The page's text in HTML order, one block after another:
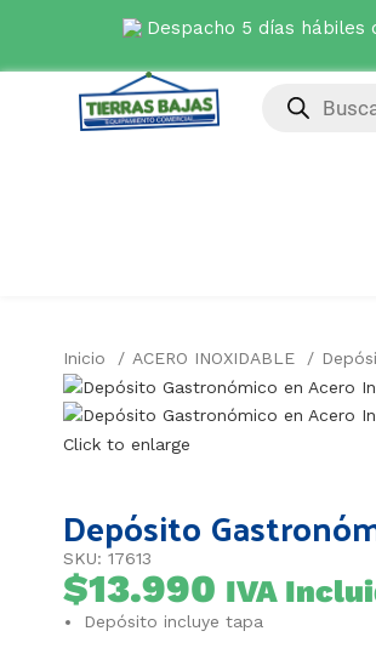
Ver
Inicio ACERO INOXIDABLE
Click to enlarge
Depósito
SKU: 17613
$13.990 IVA
Depósito incluye tapa